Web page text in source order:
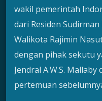
wakil pemerintah
dari Residen
Walikota Rajimin
dengan pihak sekutu
Jendral A.W.S.
pertemuan